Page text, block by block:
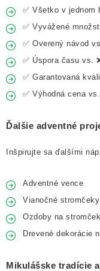
✅ Všetko v jednom
✅ Vyvážené
✅ Overený návod
✅ Úspora času vs.
✅ Garantovaná
✅ Výhodná cena
Ďalšie adventné
Inšpirujte sa ďalšími
Adventné vence
Vianočné
Ozdoby na
Drevené dekorácie
Mikulášske tradície